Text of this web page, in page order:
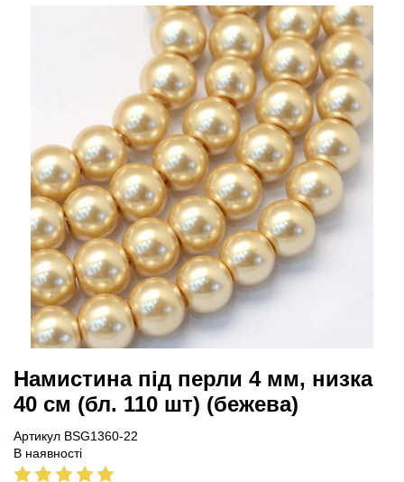
Намистина під перли 4 мм, низка
40 см (бл. 110 шт) (бежева)
Артикул BSG1360-22
В наявності